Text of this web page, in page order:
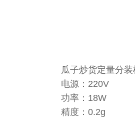
瓜子炒货定量分
电源：220V
功率：18W
精度：0.2g